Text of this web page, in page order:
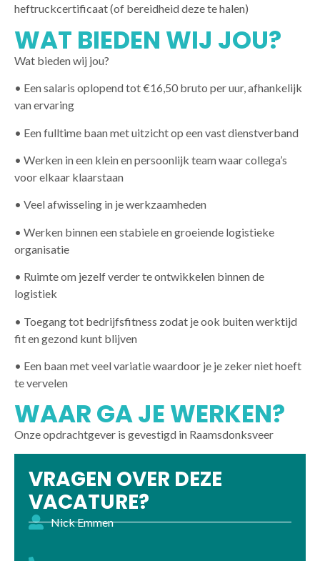
heftruckcertificaat (of bereidheid deze te halen)
WAT BIEDEN WIJ JOU?
Wat bieden wij jou?
• Een salaris oplopend tot €16,50 bruto per uur, afhankelijk
van ervaring
• Een fulltime baan met uitzicht op een vast dienstverband
• Werken in een klein en persoonlijk team waar collega’s
voor elkaar klaarstaan
• Veel afwisseling in je werkzaamheden
• Werken binnen een stabiele en groeiende logistieke
organisatie
• Ruimte om jezelf verder te ontwikkelen binnen de
logistiek
• Toegang tot bedrijfsfitness zodat je ook buiten werktijd
fit en gezond kunt blijven
• Een baan met veel variatie waardoor je je zeker niet hoeft
te vervelen
WAAR GA JE WERKEN?
Onze opdrachtgever is gevestigd in Raamsdonksveer
VRAGEN OVER DEZE
VACATURE?
Nick Emmen